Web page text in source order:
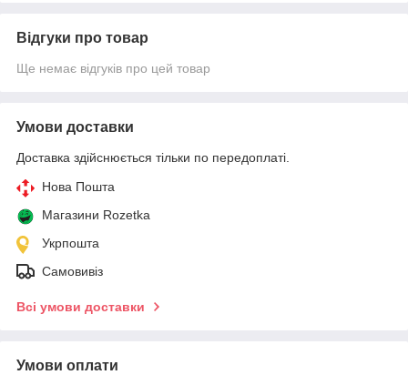
Відгуки про товар
Ще немає відгуків про цей товар
Умови доставки
Доставка здійснюється тільки по передоплаті.
Нова Пошта
Магазини Rozetka
Укрпошта
Самовивіз
Всі умови доставки
Умови оплати